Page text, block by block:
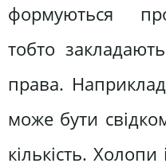
формуються
тобто
права.
може бути
кількість. Холопи